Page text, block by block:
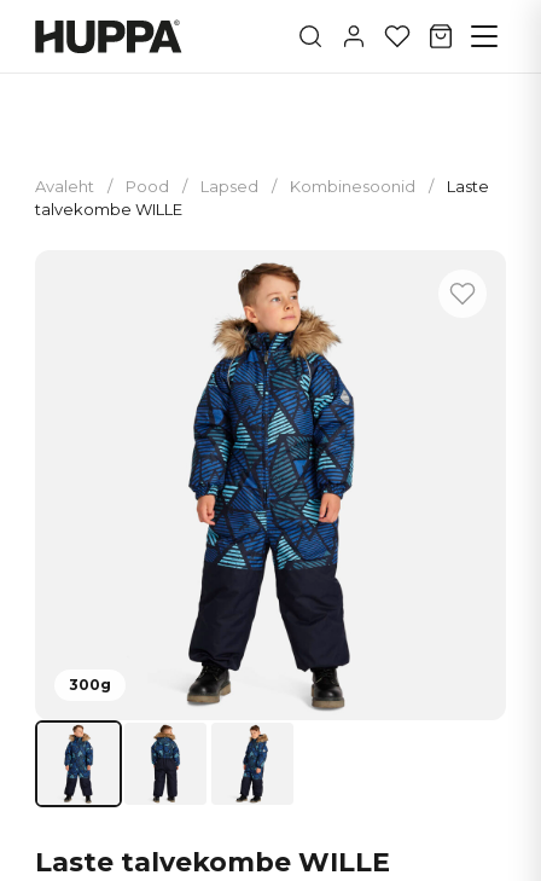
Avaleht / Pood / Lapsed / Kombinesoonid /
Laste
talvekombe WILLE
300g
Laste talvekombe WILLE